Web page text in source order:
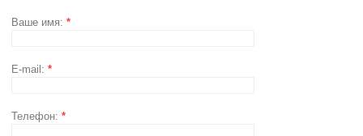
Ваше имя: *
E-mail: *
Телефон: *